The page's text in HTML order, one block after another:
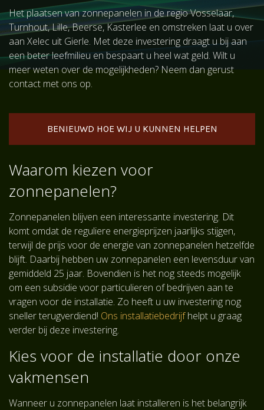
Het plaatsen van zonnepanelen in de regio Vosselaar,
Turnhout, Lille, Beerse, Kasterlee en omstreken laat u over
aan Xelec uit Gierle. Met deze investering draagt u bij aan
een beter leefmilieu en bespaart u heel wat geld. Wilt u
meer weten over de mogelijkheden? Neem dan gerust
contact met ons op.
BENIEUWD HOE WIJ U KUNNEN HELPEN
Waarom kiezen voor
zonnepanelen?
Zonnepanelen blijven een interessante investering. Dit
komt omdat de reguliere energieprijzen jaarlijks stijgen,
terwijl de prijs voor de energie van zonnepanelen hetzelfde
blijft. Daarbij hebben uw zonnepanelen een levensduur van
gemiddeld 25 jaar. Bovendien is het nog steeds mogelijk
om een subsidie voor particulieren of bedrijven aan te
vragen voor de installatie. Zo heeft u uw investering nog
sneller terugverdiend! Ons installatiebedrijfhelpt u graag
verder bij deze investering.
Kies voor de installatie door onze
vakmensen
Wanneer u zonnepanelen laat installeren is het belangrijk